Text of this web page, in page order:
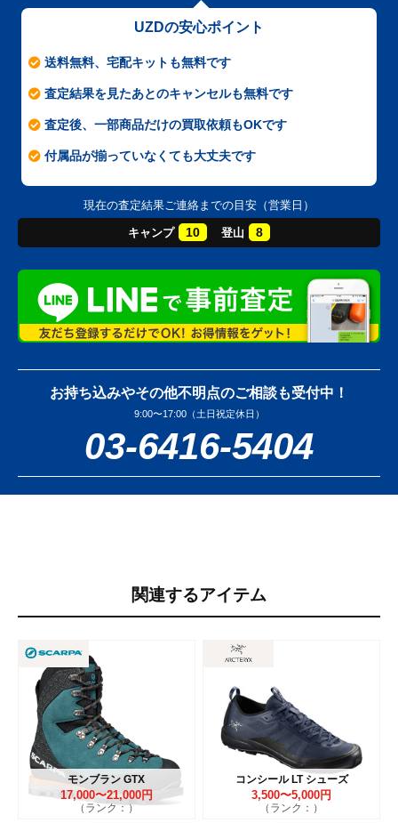
UZDの安心ポイント
送料無料、宅配キットも無料です
査定結果を見たあとのキャンセルも無料です
査定後、一部商品だけの買取依頼もOKです
付属品が揃っていなくても大丈夫です
現在の査定結果ご連絡までの目安（営業日）
キャンプ 10 登山 8
お持ち込みやその他不明点のご相談も受付中！
9:00〜17:00（土日祝定休日）
03-6416-5404
関連するアイテム
モンブラン GTX
17,000〜21,000円
（ランク：）
コンシール LT シューズ
3,500〜5,000円
（ランク：）